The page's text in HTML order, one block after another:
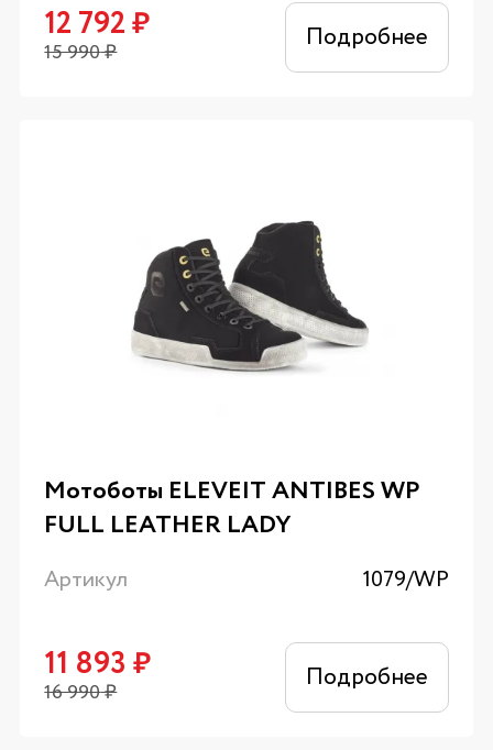
12 792₽
15 990₽ Подробнее
Мотоботы ELEVEIT ANTIBES WP
FULL LEATHER LADY
Артикул 1079/WP
11 893 ₽
16 990₽ Подробнее